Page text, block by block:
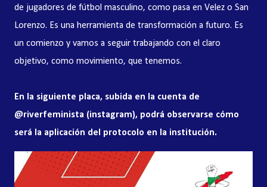
de jugadores de fútbol masculino, como pasa en Velez o San
Lorenzo. Es una herramienta de transformación a futuro. Es
un comienzo y vamos a seguir trabajando con el claro
objetivo, como movimiento, que tenemos.
En la siguiente placa, subida en la cuenta de
@riverfeminista (instagram), podrá observarse cómo
será la aplicación del protocolo en la institución.